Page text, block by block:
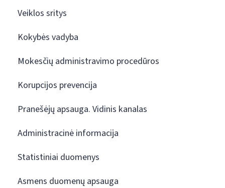
Veiklos sritys
Kokybės vadyba
Mokesčių administravimo procedūros
Korupcijos prevencija
Pranešėjų apsauga. Vidinis kanalas
Administracinė informacija
Statistiniai duomenys
Asmens duomenų apsauga